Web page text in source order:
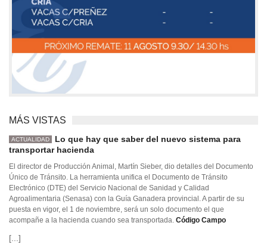
MÁS VISTAS
ACTUALIDAD
Lo que hay que saber del nuevo sistema para
transportar hacienda
El director de Producción Animal, Martín Sieber, dio detalles del Documento
Único de Tránsito. La herramienta unifica el Documento de Tránsito
Electrónico (DTE) del Servicio Nacional de Sanidad y Calidad
Agroalimentaria (Senasa) con la Guía Ganadera provincial. A partir de su
puesta en vigor, el 1 de noviembre, será un solo documento el que
acompañe a la hacienda cuando sea transportada. Código Campo
[...]